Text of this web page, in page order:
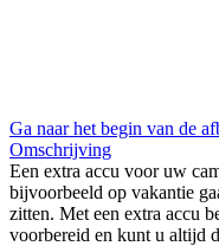
Ga naar het begin van de
Omschrijving
Een extra accu voor uw
bijvoorbeeld op vakantie
zitten. Met een extra accu
voorbereid en kunt u altijd